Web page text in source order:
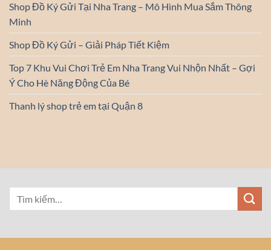
Shop Đồ Ký Gửi Tại Nha Trang – Mô Hình Mua Sắm Thông
Minh
Shop Đồ Ký Gửi – Giải Pháp Tiết Kiệm
Top 7 Khu Vui Chơi Trẻ Em Nha Trang Vui Nhộn Nhất – Gợi
Ý Cho Hè Năng Động Của Bé
Thanh lý shop trẻ em tại Quận 8